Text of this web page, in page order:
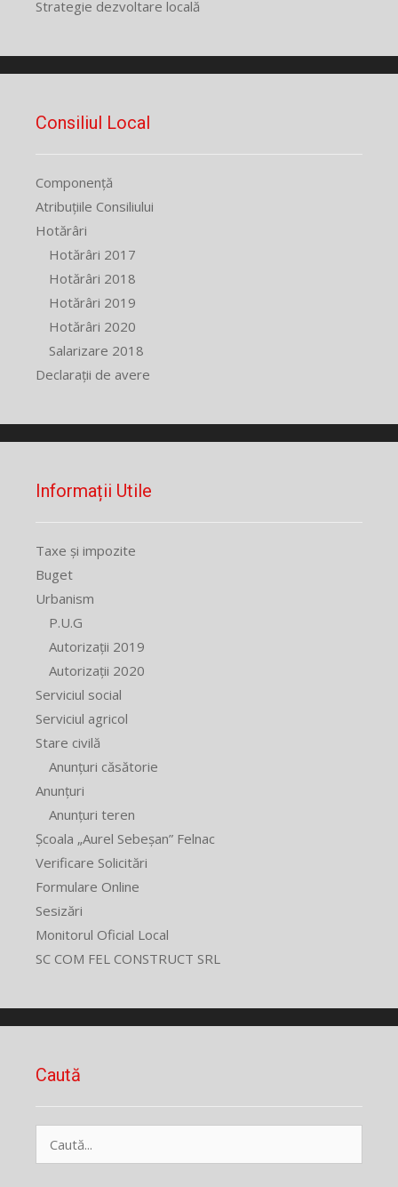
Strategie dezvoltare locală
Consiliul Local
Componență
Atribuțiile Consiliului
Hotărâri
Hotărâri 2017
Hotărâri 2018
Hotărâri 2019
Hotărâri 2020
Salarizare 2018
Declarații de avere
Informații Utile
Taxe și impozite
Buget
Urbanism
P.U.G
Autorizații 2019
Autorizații 2020
Serviciul social
Serviciul agricol
Stare civilă
Anunțuri căsătorie
Anunțuri
Anunțuri teren
Școala „Aurel Sebeșan” Felnac
Verificare Solicitări
Formulare Online
Sesizări
Monitorul Oficial Local
SC COM FEL CONSTRUCT SRL
Caută
după: